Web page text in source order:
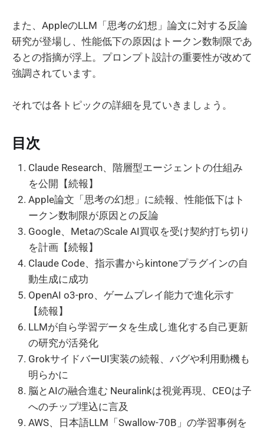
また、AppleのLLM「思考の幻想」論文に対する反論
研究が登場し、性能低下の原因はトークン数制限であ
るとの指摘が浮上。プロンプト設計の重要性が改めて
強調されています。
それでは各トピックの詳細を見ていきましょう。
目次
Claude Research、階層型エージェントの仕組み
を公開【続報】
Apple論文「思考の幻想」に続報、性能低下はト
ークン数制限が原因との反論
Google、MetaのScale AI買収を受け契約打ち切り
を計画【続報】
Claude Code、指示書からkintoneプラグインの自
動生成に成功
OpenAI o3-pro、ゲームプレイ能力で進化示す
【続報】
LLMが自ら学習データを生成し進化する自己更新
の研究が活発化
GrokサイドバーUI実装の続報、バグや利用動機も
明らかに
脳とAIの融合進む Neuralinkは視覚再現、CEOは子
へのチップ埋込に言及
AWS、日本語LLM「Swallow-70B」の学習事例を